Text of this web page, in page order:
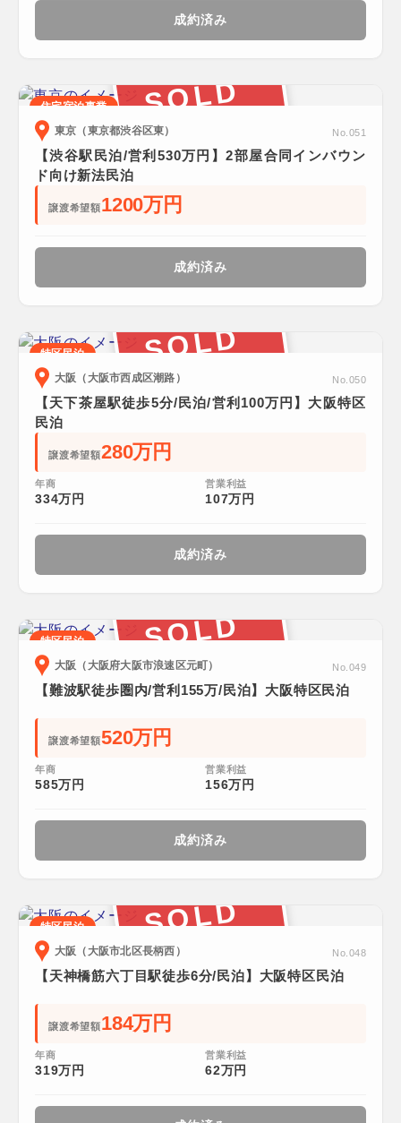
成約済み
SOLD
住宅宿泊事業
東京（東京都渋谷区東）
No.051
【渋谷駅民泊/営利530万円】2部屋合同インバウン
ド向け新法民泊
譲渡希望額1200万円
成約済み
SOLD
特区民泊
大阪（大阪市西成区潮路）
No.050
【天下茶屋駅徒歩5分/民泊/営利100万円】大阪特区
民泊
譲渡希望額280万円
年商
334万円
営業利益
107万円
成約済み
SOLD
特区民泊
大阪（大阪府大阪市浪速区元町）
No.049
【難波駅徒歩圏内/営利155万/民泊】大阪特区民泊
譲渡希望額520万円
年商
585万円
営業利益
156万円
成約済み
SOLD
特区民泊
大阪（大阪市北区長柄西）
No.048
【天神橋筋六丁目駅徒歩6分/民泊】大阪特区民泊
譲渡希望額184万円
年商
319万円
営業利益
62万円